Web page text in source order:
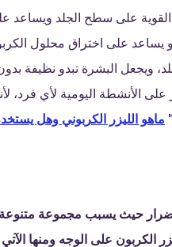
القوية على سطح الجلد
يساعد على اختراق محلول
ويجعل البشرة تبدو نظيفة
دقيقة وبعدها لن تؤثر على الأنشطة
ماهو الليزر الكربوني وهل
أضرار حيث يسبب مجموعة
الكربون على الوجه ومنها